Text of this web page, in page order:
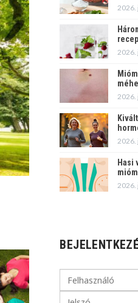
2026.
2026.
2026.
2026.
Hasi
2026.